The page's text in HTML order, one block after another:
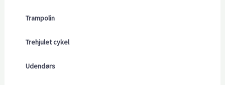
Trampolin
Trehjulet cykel
Udendørs